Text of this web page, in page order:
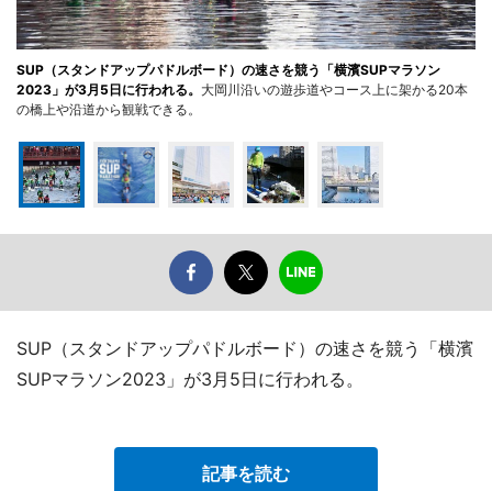
SUP（スタンドアップパドルボード）の速さを競う「横濱SUPマラソン
2023」が3月5日に行われる。 大岡川沿いの遊歩道やコース上に架かる20本
の橋上や沿道から観戦できる。
SUP（スタンドアップパドルボード）の速さを競う「横濱
SUPマラソン2023」が3月5日に行われる。
記事を読む